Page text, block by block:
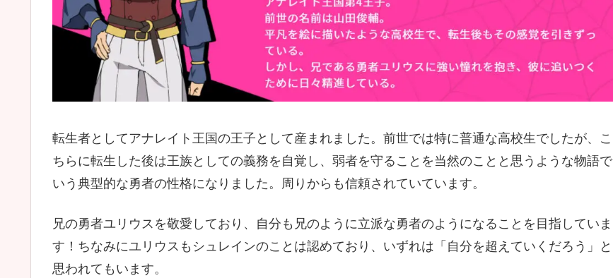
転生者としてアナレイト王国の王子として産まれました。前世では特に普通な高校生でしたが、こ
ちらに転生した後は王族としての義務を自覚し、弱者を守ることを当然のことと思うような物語で
いう典型的な勇者の性格になりました。周りからも信頼されていています。
兄の勇者ユリウスを敬愛しており、自分も兄のように立派な勇者のようになることを目指していま
す！ちなみにユリウスもシュレインのことは認めており、いずれは「自分を超えていくだろう」と
思われてもいます。